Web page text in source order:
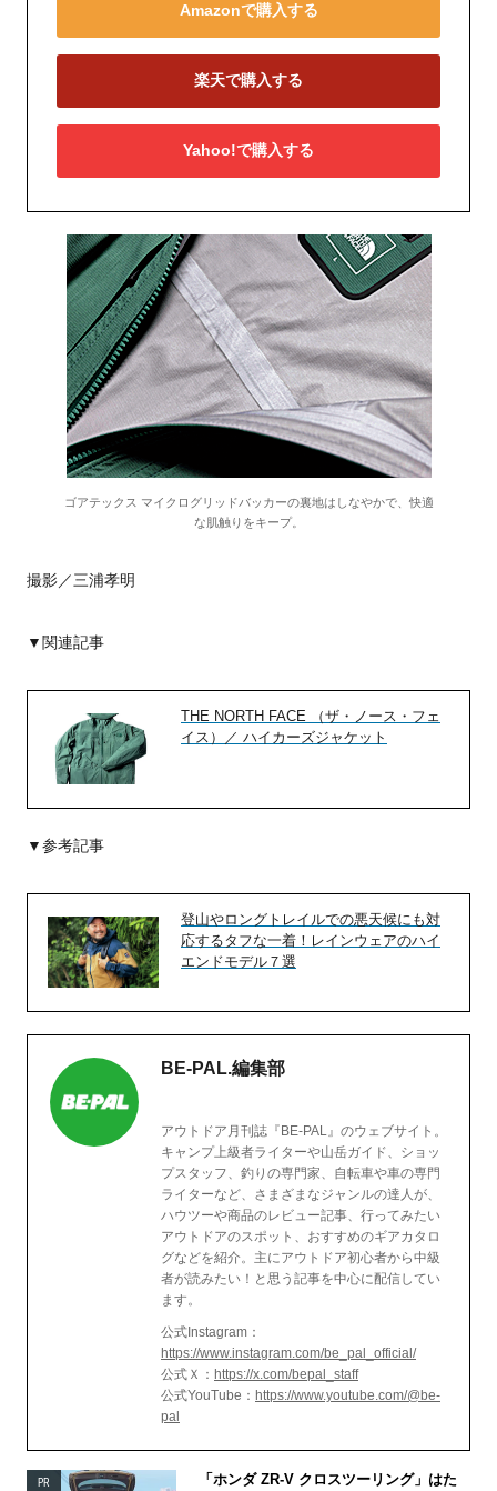
Amazonで購入する
楽天で購入する
Yahoo!で購入する
ゴアテックス マイクログリッドバッカーの裏地はしなやかで、快適
な肌触りをキープ。
撮影／三浦孝明
▼関連記事
THE NORTH FACE （ザ・ノース・フェ
イス）／ ハイカーズジャケット
▼参考記事
登山やロングトレイルでの悪天候にも対
応するタフな一着！レインウェアのハイ
エンドモデル７選
BE-PAL.編集部
アウトドア月刊誌『BE-PAL』のウェブサイト。
キャンプ上級者ライターや山岳ガイド、ショッ
プスタッフ、釣りの専門家、自転車や車の専門
ライターなど、さまざまなジャンルの達人が、
ハウツーや商品のレビュー記事、行ってみたい
アウトドアのスポット、おすすめのギアカタロ
グなどを紹介。主にアウトドア初心者から中級
者が読みたい！と思う記事を中心に配信してい
ます。
公式Instagram：
https://www.instagram.com/be_pal_official/
公式Ｘ： https://x.com/bepal_staff
公式YouTube： https://www.youtube.com/@be-
pal
PR
「ホンダ ZR-V クロスツーリング」はた